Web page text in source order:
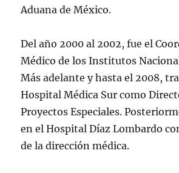
Aduana de México.
Del año 2000 al 2002, fue el
Médico de los Institutos
Más adelante y hasta el 2008,
Hospital Médica Sur como
Proyectos Especiales.
en el Hospital Díaz Lombardo
de la dirección médica.